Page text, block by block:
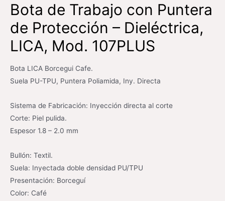
Bota de Trabajo con Puntera
de Protección – Dieléctrica,
LICA, Mod. 107PLUS
Bota LICA Borcegui Cafe.
Suela PU-TPU, Puntera Poliamida, Iny. Directa
Sistema de Fabricación: Inyección directa al corte
Corte: Piel pulida.
Espesor 1.8 – 2.0 mm
Bullón: Textil.
Suela: Inyectada doble densidad PU/TPU
Presentación: Borceguí
Color: Café